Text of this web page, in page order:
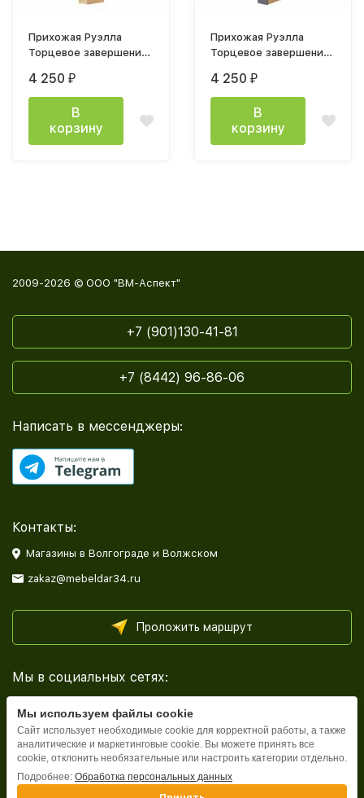
Прихожая Руэлла
Торцевое завершение
крафт золотой/
кашемир
4 250 ₽
В
корзину
Прихожая Руэлла
Торцевое завершение
крафт золотой/графит
4 250 ₽
В
корзину
2009-2026 © ООО "ВМ-Аспект"
+7 (901)130-41-81
+7 (8442) 96-86-06
Написать в мессенджеры:
Контакты:
Магазины в Волгограде и Волжском
zakaz@mebeldar34.ru
Проложить маршрут
Мы в социальных сетях:
Каталог
Мы используем файлы cookie
Сайт использует необходимые cookie для корректной работы, а также
аналитические и маркетинговые cookie. Вы можете принять все
cookie, отклонить необязательные или настроить категории отдельно.
Подробнее: Обработка персональных данных